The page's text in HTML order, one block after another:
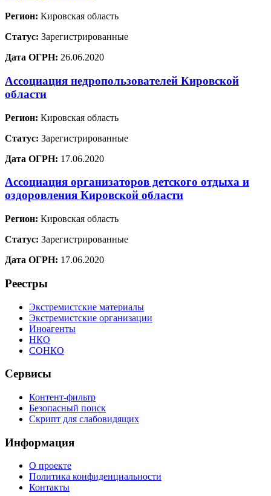
Регион: Кировская область
Статус: Зарегистрированные
Дата ОГРН: 26.06.2020
Ассоциация недропользователей Кировской
области
Регион: Кировская область
Статус: Зарегистрированные
Дата ОГРН: 17.06.2020
Ассоциация организаторов детского отдыха и
оздоровления Кировской области
Регион: Кировская область
Статус: Зарегистрированные
Дата ОГРН: 17.06.2020
Реестры
Экстремистские материалы
Экстремистские организации
Иноагенты
НКО
СОНКО
Сервисы
Контент-фильтр
Безопасный поиск
Скрипт для слабовидящих
Информация
О проекте
Политика конфиденциальности
Контакты